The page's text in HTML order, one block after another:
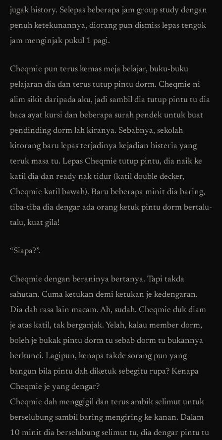
jugak history. Selepas beberapa jam group study dengan
penuh ketekunannya, diorang pun dismiss lepas tengok
jam menginjak pukul 1 pagi.
Cheqmie pun terus kemas meja belajar, buku-buku
pelajaran dia dan terus tutup pintu dorm. Cheqmie ni
alim sikit daripada aku, jadi sambil dia tutup pintu tu dia
baca ayat kursi dan beberapa surah pendek untuk buat
pendinding dorm lah kiranya. Sebabnya, sekolah
kitorang baru lepas terjadinya kejadian histeria yang
teruk masa tu. Lepas Cheqmie tutup pintu, dia naik ke
katil dia dan ready nak tidur (katil double decker,
Cheqmie katil bawah). Baru beberapa minit dia baring,
tiba-tiba dia dengar ada orang ketuk pintu dorm bertalu-
talu, kuat gila!
“Siapa?”.
Cheqmie dengan beraninya bertanya. Tapi takda
sahutan. Cuma ketukan demi ketukan je kedengaran.
Dia dah rasa lain macam. Ah, sudah. Cheqmie duk diam
je atas katil, tak berganjak. Yelah, kalau member dorm,
boleh je bukak pintu dorm tu sebab dorm tu bukannya
berkunci. Lagipun, kenapa takde sorang pun yang
bangun bila pintu dah diketuk sebegitu rupa? Kenapa
Cheqmie je yang dengar?
Cheqmie dah menggigil dan terus ambik selimut untuk
berselubung sambil baring mengiring ke kanan. Dalam
10 minit dia berselubung selimut tu, dia dengar pintu tu